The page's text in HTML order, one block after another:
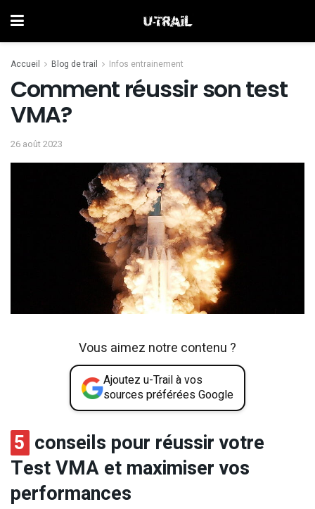
Accueil Blog de trail Infos entrainement
Comment réussir son test
VMA?
26 août 2023
Vous aimez notre contenu ?
Ajoutez u-Trail à vos
sources préférées Google
5 conseils pour réussir votre
Test VMA et maximiser vos
performances